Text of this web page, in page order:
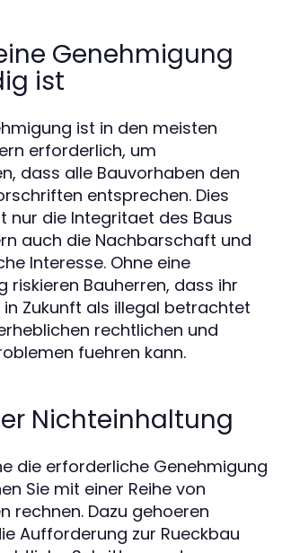
Genehmigung
ist
ist in den meisten
erforderlich, um
dass alle Bauvorhaben den
entsprechen. Dies
nur die Integritaet des Baus
auch die Nachbarschaft und
Interesse. Ohne eine
riskieren Bauherren, dass ihr
Zukunft als illegal betrachtet
rechtlichen und
fuehren kann.
Nichteinhaltung
die erforderliche Genehmigung
Sie mit einer Reihe von
rechnen. Dazu gehoeren
Aufforderung zur Rueckbau